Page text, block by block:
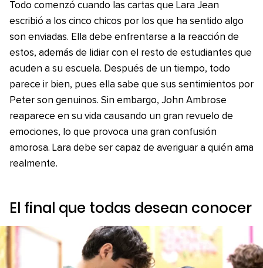
Todo comenzó cuando las cartas que Lara Jean
escribió a los cinco chicos por los que ha sentido algo
son enviadas. Ella debe enfrentarse a la reacción de
estos, además de lidiar con el resto de estudiantes que
acuden a su escuela. Después de un tiempo, todo
parece ir bien, pues ella sabe que sus sentimientos por
Peter son genuinos. Sin embargo, John Ambrose
reaparece en su vida causando un gran revuelo de
emociones, lo que provoca una gran confusión
amorosa. Lara debe ser capaz de averiguar a quién ama
realmente.
El final que todas desean conocer